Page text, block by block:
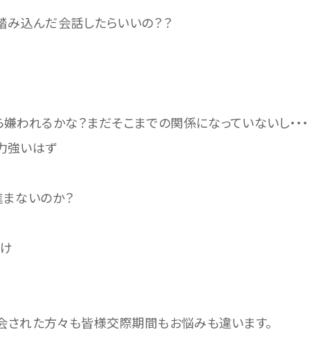
込んだ会話したらいいの？？
われるかな？まだそこまでの関係になっていないし・・・
強いはず
ないのか？
された方々も皆様交際期間もお悩みも違います。